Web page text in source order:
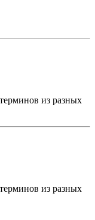
из разных
из разных